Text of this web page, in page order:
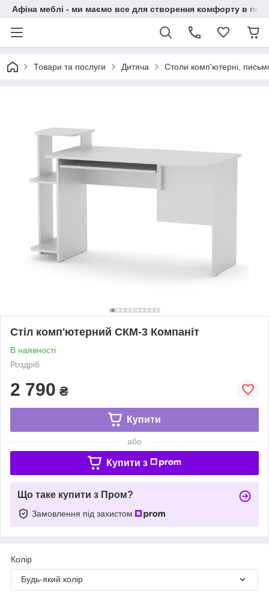
Афіна меблі - ми маємо все для створення комфорту в
Товари та послуги Дитяча Столи комп'ютерні,
Стіл комп'ютерний СКМ-3 Компаніт
В наявності
Роздріб
2 790 ₴
Купити
або
Купити з
Що таке купити з Пром?
Замовлення під захистом
Колір
Будь-який колір